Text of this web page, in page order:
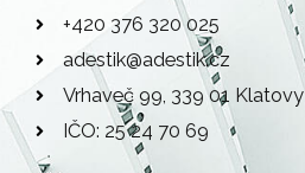
+420 376 320 025
adestik@adestik.cz
Vrhaveč 99, 339 01 Klatovy
IČO: 25 24 70 69